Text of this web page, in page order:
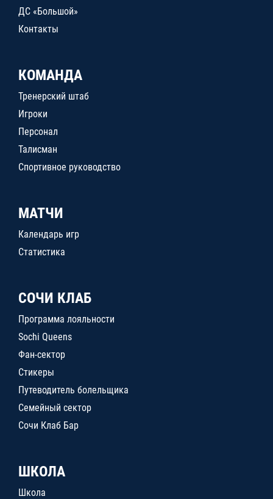
ДС «Большой»
Контакты
КОМАНДА
Тренерский штаб
Игроки
Персонал
Талисман
Спортивное руководство
МАТЧИ
Календарь игр
Статистика
СОЧИ КЛАБ
Программа лояльности
Sochi Queens
Фан-сектор
Стикеры
Путеводитель болельщика
Семейный сектор
Сочи Клаб Бар
ШКОЛА
Школа